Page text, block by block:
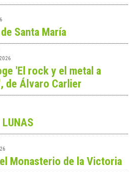
Santa María
'El rock y el metal a
de Álvaro Carlier
Monasterio de la Victoria